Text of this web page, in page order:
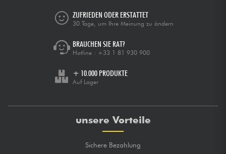
ZUFRIEDEN ODER ERSTATTET
30 Tage, um Ihre Meinung zu ändern
BRAUCHEN SIE RAT?
Hotline : +33 1 81 930 900
+ 10.000 PRODUKTE
Auf Lager
unsere Vorteile
Sichere Bezahlung